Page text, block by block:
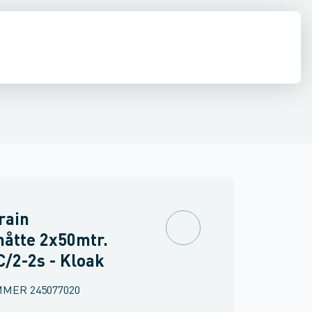
2x50mtr.
2-2s - Kloak
245077020